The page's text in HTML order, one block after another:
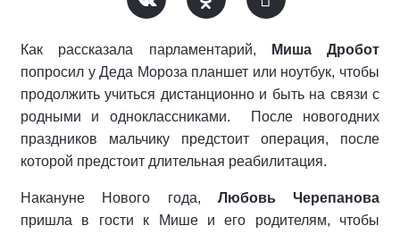
Как рассказала парламентарий,
Миша Дробот
попросил у Деда Мороза планшет или ноутбук, чтобы
продолжить учиться дистанционно и быть на связи с
родными и одноклассниками. После новогодних
праздников мальчику предстоит операция, после
которой предстоит длительная реабилитация.
Накануне Нового года, Любовь Черепанова
пришла в гости к Мише и его родителям, чтобы